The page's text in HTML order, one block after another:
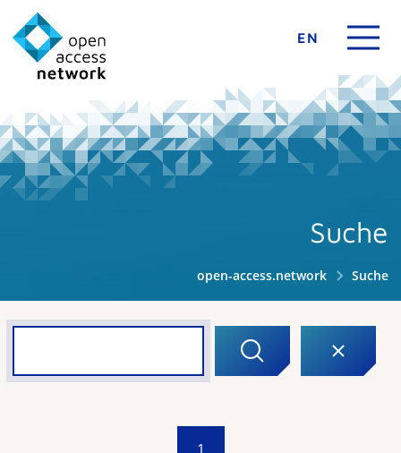
EN
Suche
open-access.network Suche
1